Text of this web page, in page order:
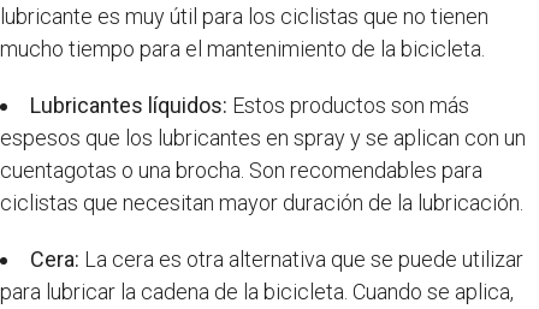
lubricante es muy útil para los ciclistas que no tienen
mucho tiempo para el mantenimiento de la bicicleta.
Lubricantes líquidos: Estos productos son más
espesos que los lubricantes en spray y se aplican con un
cuentagotas o una brocha. Son recomendables para
ciclistas que necesitan mayor duración de la lubricación.
Cera: La cera es otra alternativa que se puede utilizar
para lubricar la cadena de la bicicleta. Cuando se aplica,